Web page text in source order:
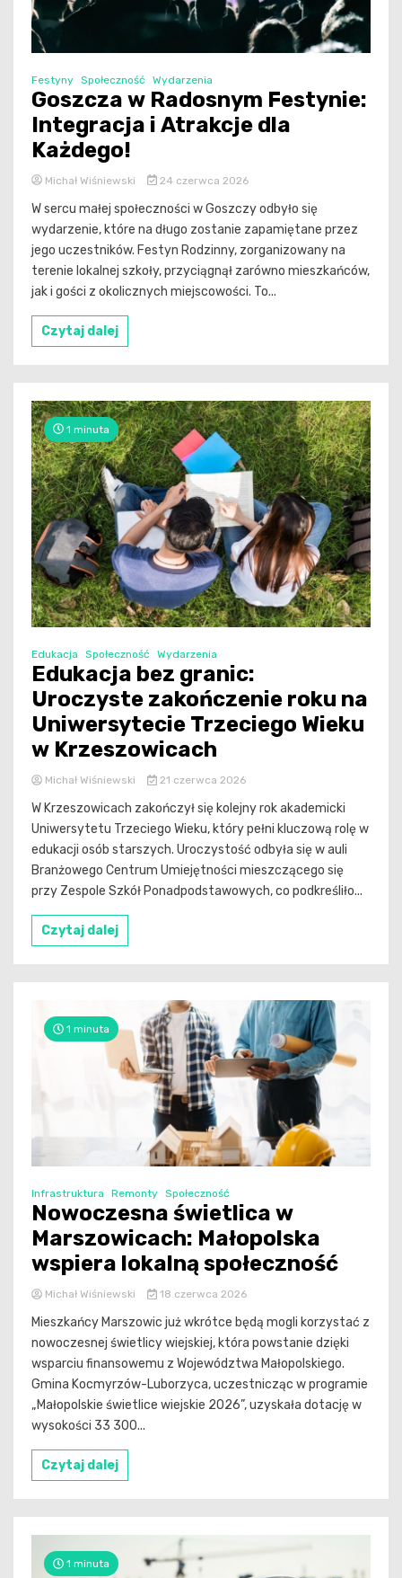
Festyny Społeczność Wydarzenia
Goszcza w Radosnym Festynie:
Integracja i Atrakcje dla
Każdego!
Michał Wiśniewski 24 czerwca 2026
W sercu małej społeczności w Goszczy odbyło się
wydarzenie, które na długo zostanie zapamiętane przez
jego uczestników. Festyn Rodzinny, zorganizowany na
terenie lokalnej szkoły, przyciągnął zarówno mieszkańców,
jak i gości z okolicznych miejscowości. To...
Czytaj dalej
1 minuta
Edukacja Społeczność Wydarzenia
Edukacja bez granic:
Uroczyste zakończenie roku na
Uniwersytecie Trzeciego Wieku
w Krzeszowicach
Michał Wiśniewski 21 czerwca 2026
W Krzeszowicach zakończył się kolejny rok akademicki
Uniwersytetu Trzeciego Wieku, który pełni kluczową rolę w
edukacji osób starszych. Uroczystość odbyła się w auli
Branżowego Centrum Umiejętności mieszczącego się
przy Zespole Szkół Ponadpodstawowych, co podkreśliło...
Czytaj dalej
1 minuta
Infrastruktura Remonty Społeczność
Nowoczesna świetlica w
Marszowicach: Małopolska
wspiera lokalną społeczność
Michał Wiśniewski 18 czerwca 2026
Mieszkańcy Marszowic już wkrótce będą mogli korzystać z
nowoczesnej świetlicy wiejskiej, która powstanie dzięki
wsparciu finansowemu z Województwa Małopolskiego.
Gmina Kocmyrzów-Luborzyca, uczestnicząc w programie
„Małopolskie świetlice wiejskie 2026”, uzyskała dotację w
wysokości 33 300...
Czytaj dalej
1 minuta